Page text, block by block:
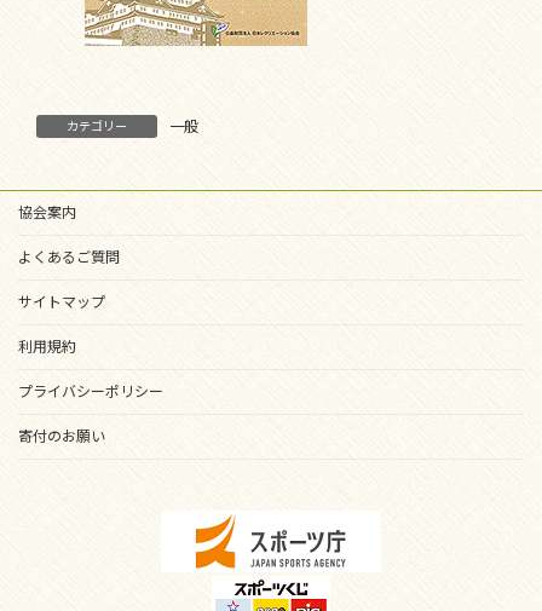
カテゴリー 一般
協会案内
よくあるご質問
サイトマップ
利用規約
プライバシーポリシー
寄付のお願い